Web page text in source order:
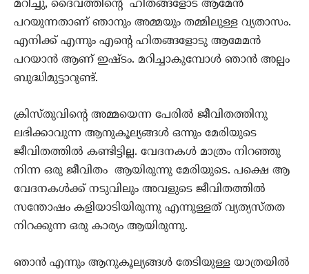
മറിച്ചു, ദൈവത്തിന്‍റെ ഹിതങ്ങളോട് ആമേൻ
പറയുന്നതാണ് ഞാനും അമ്മയും തമ്മിലുള്ള വ്യതാസം.
എനിക്ക് എന്നും എന്‍റെ ഹിതങ്ങളോടു ആമേമൻ
പറയാൻ ആണ് ഇഷ്ടം. മറിച്ചാകുമ്പോൾ ഞാൻ അല്പം
ബുദ്ധിമുട്ടാറുണ്ട്.
ക്രിസ്തുവിന്‍റെ അമ്മയെന്ന പേരിൽ ജീവിതത്തിനു
ലഭിക്കാവുന്ന ആനുകൂല്യങ്ങൾ ഒന്നും മേരിയുടെ
ജീവിതത്തിൽ കണ്ടിട്ടില്ല. വേദനകൾ മാത്രം നിറഞ്ഞു
നിന്ന ഒരു ജീവിതം ആയിരുന്നു മേരിയുടെ. പക്ഷെ ആ
വേദനകൾക്ക് നടുവിലും അവളുടെ ജീവിതത്തിൽ
സന്തോഷം കളിയാടിയിരുന്നു എന്നുള്ളത് വ്യത്യസ്തത
നിറക്കുന്ന ഒരു കാര്യം ആയിരുന്നു.
ഞാൻ എന്നും ആനുകൂല്യങ്ങൾ തേടിയുള്ള യാത്രയിൽ